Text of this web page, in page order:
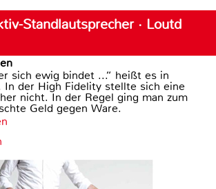
Standlautsprecher · Loutd
sich ewig bindet ...“ heißt es in
In der High Fidelity stellte sich eine
nicht. In der Regel ging man zum
Geld gegen Ware.